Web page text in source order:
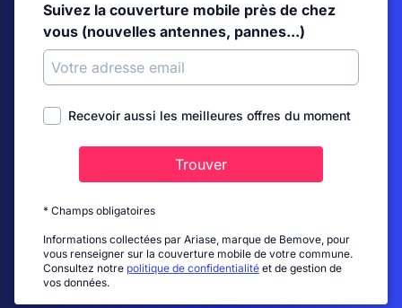
Suivez la couverture mobile près de chez
vous (nouvelles antennes, pannes...)
Recevoir aussi les meilleures offres du moment
Trouver
* Champs obligatoires
Informations collectées par Ariase, marque de Bemove, pour
vous renseigner sur la couverture mobile de votre commune.
Consultez notre politique de confidentialité et de gestion de
vos données.